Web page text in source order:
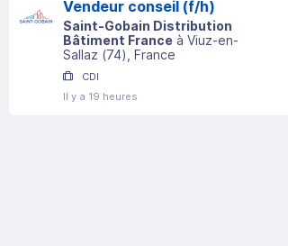
Vendeur conseil (f/h)
Saint-Gobain Distribution
Bâtiment France à Viuz-en-
Sallaz (74) , France
CDI
Il y a 19 heures